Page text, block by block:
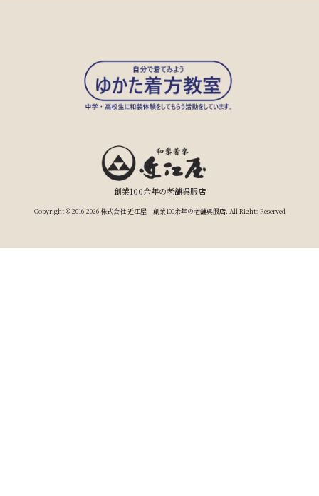
創業100余年の老舗呉服店
Copyright © 2016-2026 株式会社 近江屋｜創業100余年の老舗呉服店. All Rights Reserved